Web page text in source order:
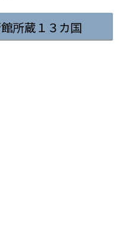
所蔵１３カ国